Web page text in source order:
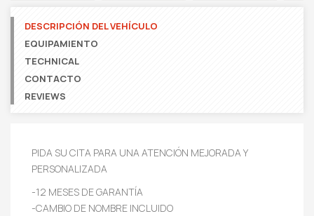
DESCRIPCIÓN DEL VEHÍCULO
EQUIPAMIENTO
TECHNICAL
CONTACTO
REVIEWS
PIDA SU CITA PARA UNA ATENCIÓN MEJORADA Y
PERSONALIZADA
-12 MESES DE GARANTÍA
-CAMBIO DE NOMBRE INCLUIDO